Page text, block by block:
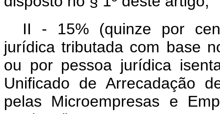
II - 15% (quinze por
jurídica tributada com base
ou por pessoa jurídica
Unificado de Arrecadação
pelas Microempresas e